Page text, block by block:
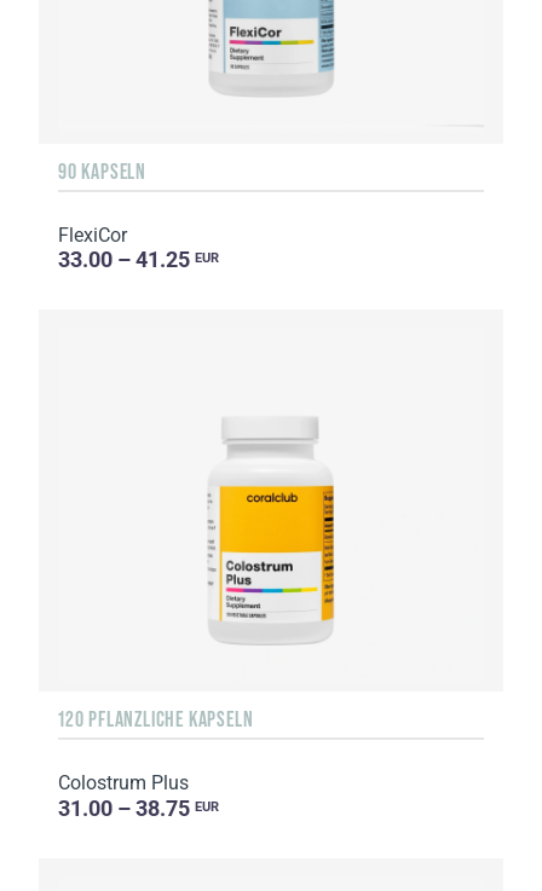
90 KAPSELN
FlexiCor
33.00 – 41.25 EUR
120 PFLANZLICHE KAPSELN
Colostrum Plus
31.00 – 38.75 EUR